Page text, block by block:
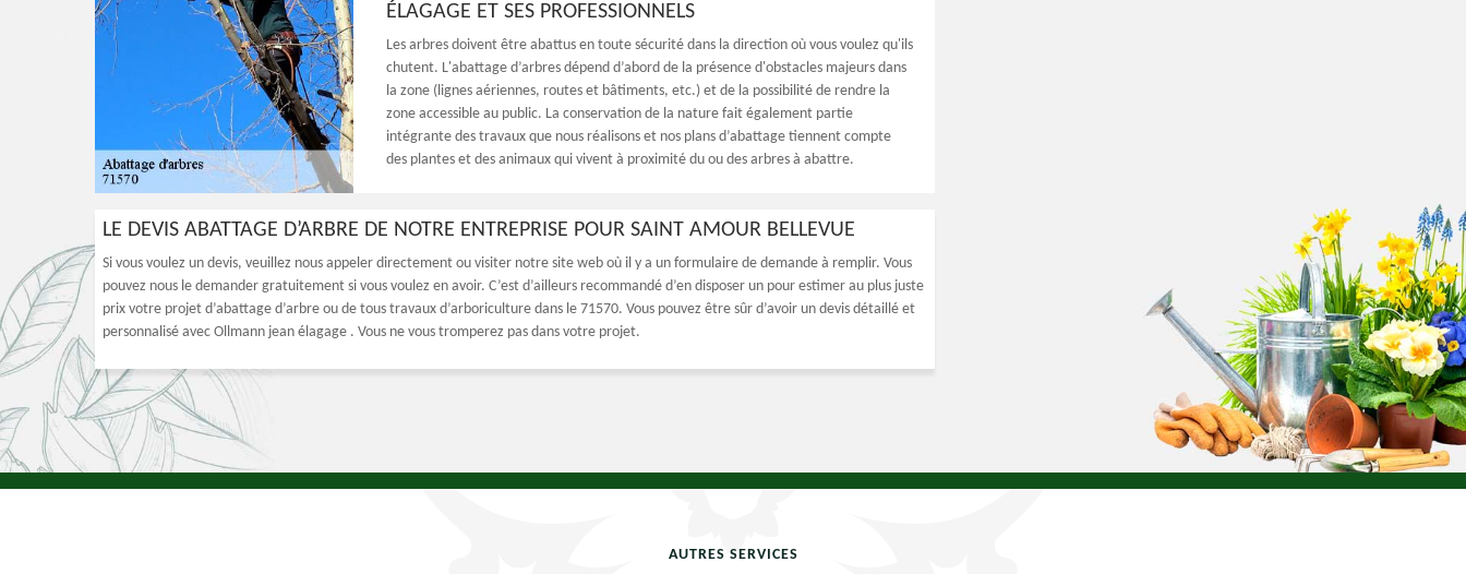
ÉLAGAGE ET SES PROFESSIONNELS
Les arbres doivent être abattus en toute sécurité dans la direction où vous voulez qu'ils
chutent. L'abattage d’arbres dépend d’abord de la présence d'obstacles majeurs dans
la zone (lignes aériennes, routes et bâtiments, etc.) et de la possibilité de rendre la
zone accessible au public. La conservation de la nature fait également partie
intégrante des travaux que nous réalisons et nos plans d’abattage tiennent compte
des plantes et des animaux qui vivent à proximité du ou des arbres à abattre.
LE DEVIS ABATTAGE D’ARBRE DE NOTRE ENTREPRISE POUR SAINT AMOUR BELLEVUE
Si vous voulez un devis, veuillez nous appeler directement ou visiter notre site web où il y a un formulaire de demande à remplir. Vous
pouvez nous le demander gratuitement si vous voulez en avoir. C’est d’ailleurs recommandé d’en disposer un pour estimer au plus juste
prix votre projet d’abattage d’arbre ou de tous travaux d’arboriculture dans le 71570. Vous pouvez être sûr d’avoir un devis détaillé et
personnalisé avec Ollmann jean élagage . Vous ne vous tromperez pas dans votre projet.
AUTRES SERVICES